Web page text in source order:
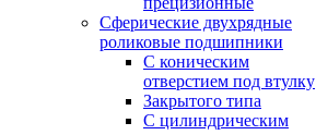
Сферические двухрядные
роликовые подшипники
С коническим
отверстием под втулку
Закрытого типа
С цилиндрическим